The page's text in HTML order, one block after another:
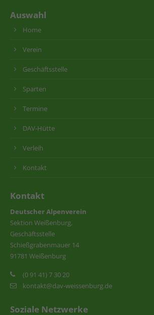
Auswahl
Home
Verein
Geschäftsstelle
Sparten
Termine
DAV-Hütte
Verleih
Kontakt
Kontakt
Deutscher Alpenverein
Sektion Weißenburg,
Geschäftsstelle
Schießgrabenmauer 14
91781 Weißenburg
(0 91 41) 7 30 20
kontakt@dav-weissenburg.de
Soziale Netzwerke